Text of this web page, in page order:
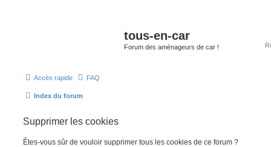
tous-en-car
Forum des aménageurs de car !
Accès rapide FAQ
Index du forum
Supprimer les cookies
Êtes-vous sûr de vouloir supprimer tous les cookies de ce forum ?